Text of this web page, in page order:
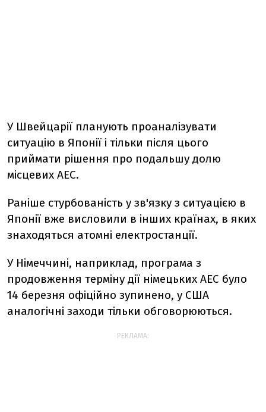
У Швейцарії планують проаналізувати
ситуацію в Японії і тільки після цього
приймати рішення про подальшу долю
місцевих АЕС.
Раніше стурбованість у зв'язку з ситуацією в
Японії вже висловили в інших країнах, в яких
знаходяться атомні електростанції.
У Німеччині, наприклад, програма з
продовження терміну дії німецьких АЕС було
14 березня офіційно зупинено, у США
аналогічні заходи тільки обговорюються.
РЕКЛАМА: